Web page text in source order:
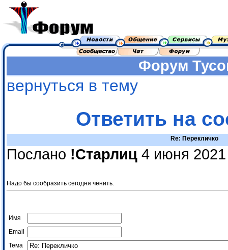
Форум
вернуться в тему
Ответить на
Re: Перекличко
Послано !Старлиц 4 июня
Надо бы сообразить сегодня чёнить.
Имя
Email
Тема